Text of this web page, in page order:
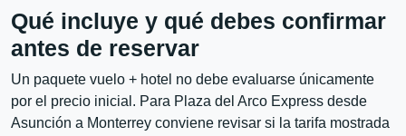
Qué incluye y qué debes confirmar
antes de reservar
Un paquete vuelo + hotel no debe evaluarse únicamente
por el precio inicial. Para Plaza del Arco Express desde
Asunción a Monterrey conviene revisar si la tarifa mostrada